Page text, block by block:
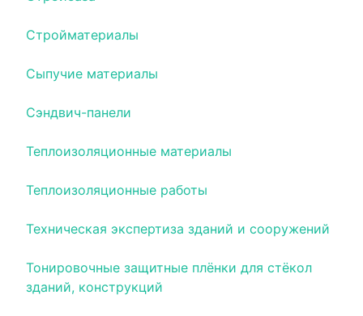
Стройматериалы
Сыпучие материалы
Сэндвич-панели
Теплоизоляционные материалы
Теплоизоляционные работы
Техническая экспертиза зданий и сооружений
Тонировочные защитные плёнки для стёкол
зданий, конструкций